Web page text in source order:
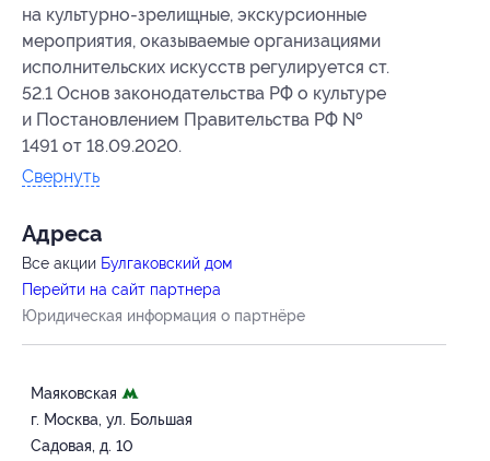
на культурно-зрелищные, экскурсионные
мероприятия, оказываемые организациями
исполнительских искусств регулируется ст.
52.1 Основ законодательства РФ о культуре
и Постановлением Правительства РФ №
1491 от 18.09.2020.
Свернуть
Адресa
Все акции Булгаковский дом
Перейти на сайт партнера
Юридическая информация о партнёре
Маяковская
г. Москва, ул. Большая
Садовая, д. 10